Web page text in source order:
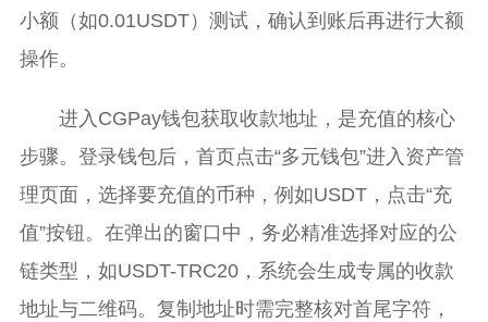
小额（如0.01USDT）测试，确认到账后再进行大额
操作。
进入CGPay钱包获取收款地址，是充值的核心
步骤。登录钱包后，首页点击“多元钱包”进入资产管
理页面，选择要充值的币种，例如USDT，点击“充
值”按钮。在弹出的窗口中，务必精准选择对应的公
链类型，如USDT-TRC20，系统会生成专属的收款
地址与二维码。复制地址时需完整核对首尾字符，